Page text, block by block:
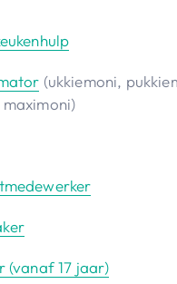
(ukkiemoni,
(vanaf 17 jaar)